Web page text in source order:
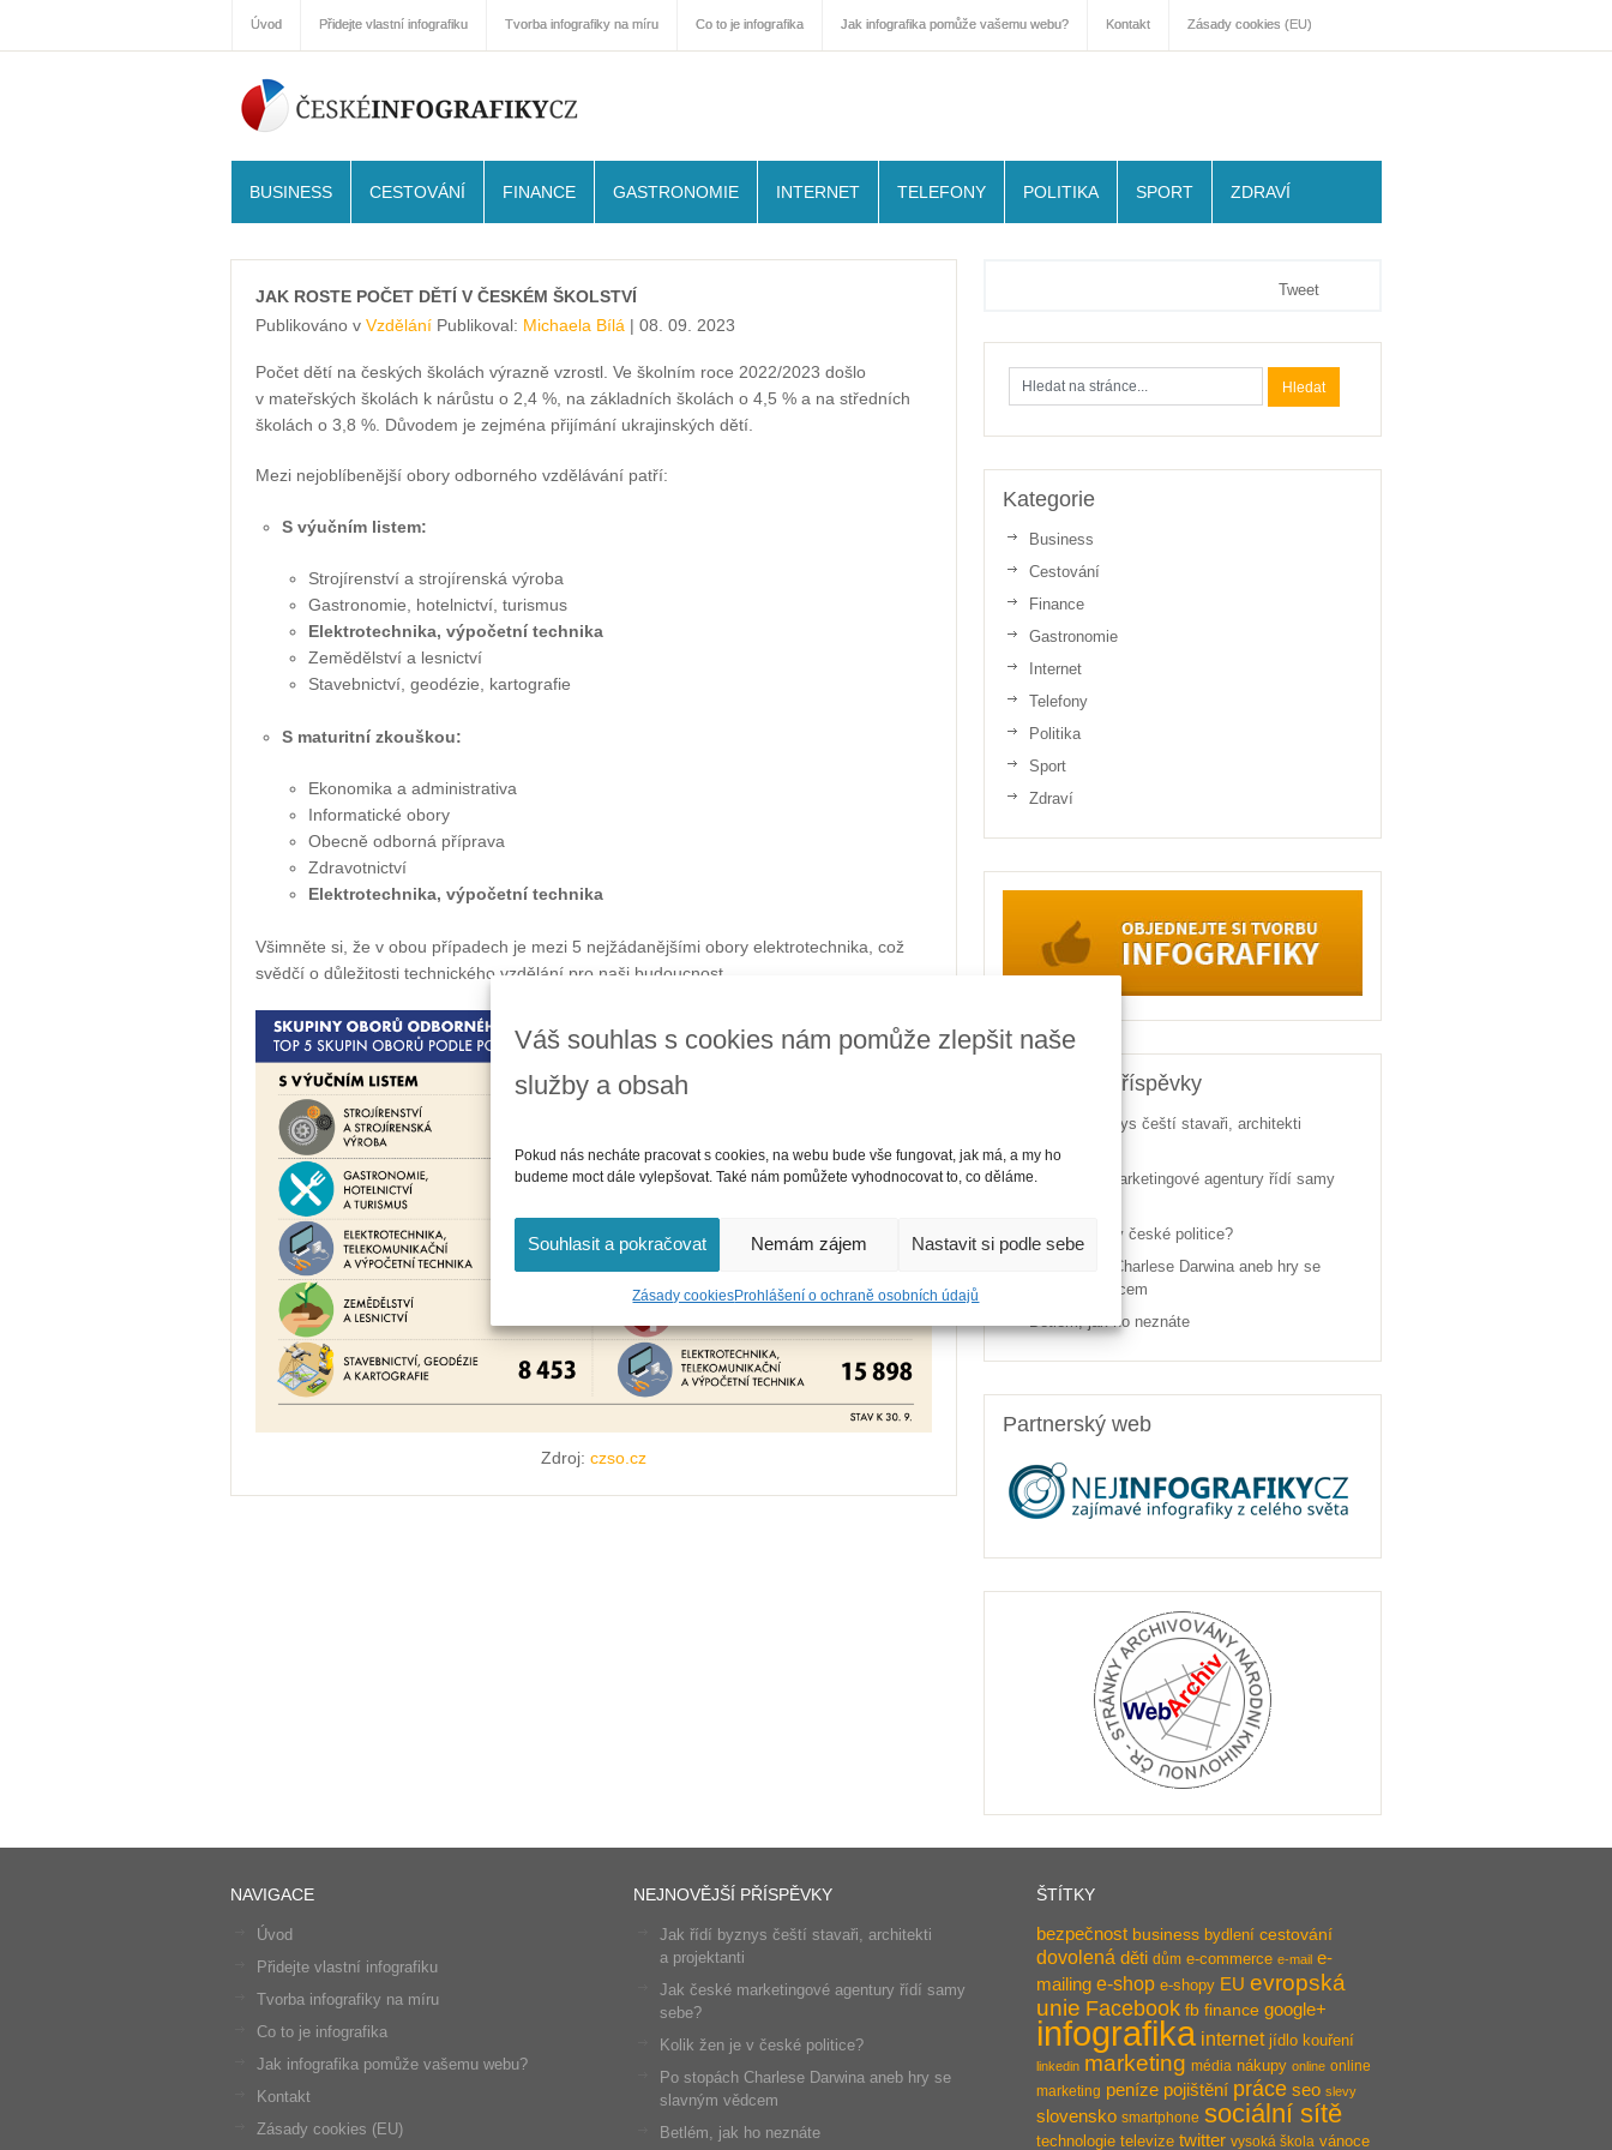
Váš souhlas s cookies nám pomůže zlepšit naše
služby a obsah
Pokud nás necháte pracovat s cookies, na webu bude vše fungovat, jak má, a my ho
budeme moct dále vylepšovat. Také nám pomůžete vyhodnocovat to, co děláme.
Souhlasit a pokračovat Nemám zájem Nastavit si podle sebe
Zásady cookiesProhlášení o ochraně osobních údajů
Úvod Přidejte vlastní infografiku Tvorba infografiky na míru Co to je infografika Jak infografika pomůže vašemu webu? Kontakt Zásady cookies (EU)
BUSINESS CESTOVÁNÍ FINANCE GASTRONOMIE INTERNET TELEFONY POLITIKA SPORT ZDRAVÍ
JAK ROSTE POČET DĚTÍ V ČESKÉM ŠKOLSTVÍ
Publikováno v Vzdělání Publikoval: Michaela Bílá | 08. 09. 2023
Počet dětí na českých školách výrazně vzrostl. Ve školním roce 2022/2023 došlo
v mateřských školách k nárůstu o 2,4 %, na základních školách o 4,5 % a na středních
školách o 3,8 %. Důvodem je zejména přijímání ukrajinských dětí.
Mezi nejoblíbenější obory odborného vzdělávání patří:
S výučním listem:
Strojírenství a strojírenská výroba
Gastronomie, hotelnictví, turismus
Elektrotechnika, výpočetní technika
Zemědělství a lesnictví
Stavebnictví, geodézie, kartografie
S maturitní zkouškou:
Ekonomika a administrativa
Informatické obory
Obecně odborná příprava
Zdravotnictví
Elektrotechnika, výpočetní technika
Všimněte si, že v obou případech je mezi 5 nejžádanějšími obory elektrotechnika, což
svědčí o důležitosti technického vzdělání pro naši budoucnost.
Zdroj: czso.cz
Tweet
Kategorie
Business
Cestování
Finance
Gastronomie
Internet
Telefony
Politika
Sport
Zdraví
Nejnovější příspěvky
Jak řídí byznys čeští stavaři, architekti
a projektanti
Jak české marketingové agentury řídí samy
Kolik žen je v české politice?
Po stopách Charlese Darwina aneb hry se
slavným vědcem
Betlém, jak ho neznáte
Partnerský web
NAVIGACE
Úvod
Přidejte vlastní infografiku
Tvorba infografiky na míru
Co to je infografika
Jak infografika pomůže vašemu webu?
Kontakt
Zásady cookies (EU)
NEJNOVĚJŠÍ PŘÍSPĚVKY
Jak řídí byznys čeští stavaři, architekti
a projektanti
Jak české marketingové agentury řídí samy
sebe?
Kolik žen je v české politice?
Po stopách Charlese Darwina aneb hry se
slavným vědcem
Betlém, jak ho neznáte
ŠTÍTKY
bezpečnost business bydlení cestování
dovolená děti dům e-commerce e-mail e-
mailing e-shop e-shopy EU evropská
unie Facebook fb finance google+
infografika internet jídlo kouření
linkedin marketing média nákupy online online
marketing peníze pojištění práce seo slevy
slovensko smartphone sociální sítě
technologie televize twitter vysoká škola vánoce